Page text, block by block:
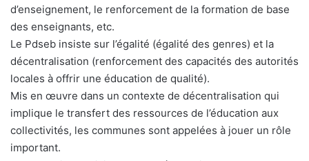
d’enseignement, le renforcement de la formation de base
des enseignants, etc.
Le Pdseb insiste sur l’égalité (égalité des genres) et la
décentralisation (renforcement des capacités des autorités
locales à offrir une éducation de qualité).
Mis en œuvre dans un contexte de décentralisation qui
implique le transfert des ressources de l’éducation aux
collectivités, les communes sont appelées à jouer un rôle
important.